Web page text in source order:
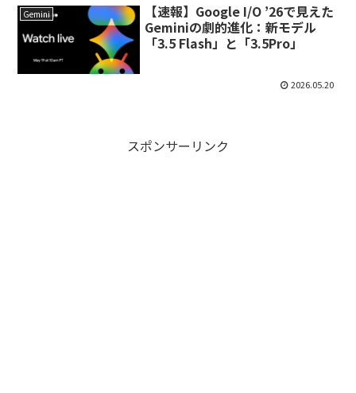
Gemini
【速報】Google I/O ’26で見えた
Geminiの劇的進化：新モデル
「3.5 Flash」と「3.5Pro」
2026.05.20
スポンサーリンク